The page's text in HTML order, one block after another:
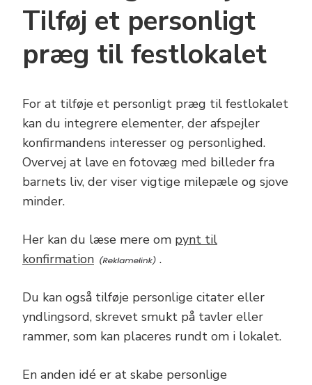
Tilføj et personligt
præg til festlokalet
For at tilføje et personligt præg til festlokalet
kan du integrere elementer, der afspejler
konfirmandens interesser og personlighed.
Overvej at lave en fotovæg med billeder fra
barnets liv, der viser vigtige milepæle og sjove
minder.
Her kan du læse mere om pynt til
konfirmation
.
Du kan også tilføje personlige citater eller
yndlingsord, skrevet smukt på tavler eller
rammer, som kan placeres rundt om i lokalet.
En anden idé er at skabe personlige